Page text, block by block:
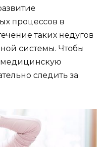
процессов в
таких недугов
системы. Чтобы
медицинскую
следить за